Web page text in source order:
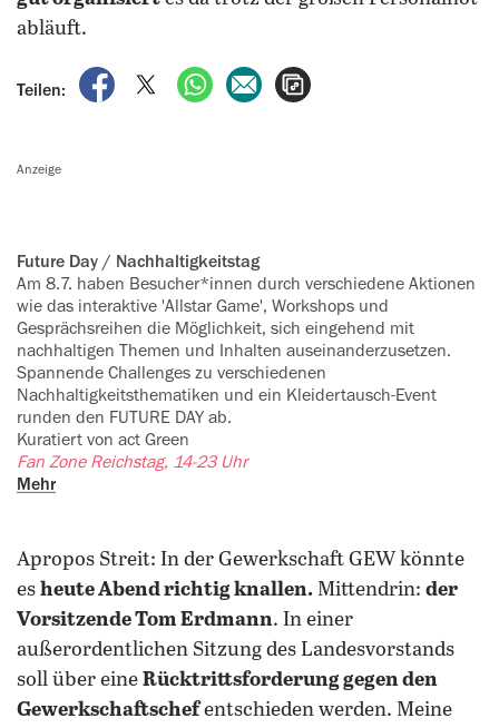
abläuft.
Teilen:
auf Facebook teilen
auf X teilenper WhatsApp teilen
per E-Mail teilen
Anzeige
Future Day / Nachhaltigkeitstag
Am 8.7. haben Besucher*innen durch verschiedene Aktionen
wie das interaktive 'Allstar Game', Workshops und
‍Gesprächsreihen die Möglichkeit, sich eingehend mit
nachhaltigen Themen und Inhalten auseinanderzusetzen.
‍Spannende Challenges zu verschiedenen
Nachhaltigkeitsthematiken und ein Kleidertausch-Event
runden den ‍FUTURE DAY ab.
Kuratiert von act Green
Fan Zone Reichstag, 14-23 Uhr
Mehr
Apropos Streit: In der Gewerkschaft GEW könnte
es heute Abend richtig knallen. Mittendrin: der
Vorsitzende Tom Erdmann. In einer
außerordentlichen Sitzung des Landesvorstands
soll über eine Rücktrittsforderung gegen den
Gewerkschaftschefentschieden werden. Meine